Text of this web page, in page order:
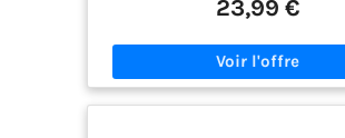
cristal. Il est presque comparable à un
bel arc-en-ciel de lumière. Joli
rivière en argent pour femme de 19
J.Fée est parfaitement adapté pour
23,99 €